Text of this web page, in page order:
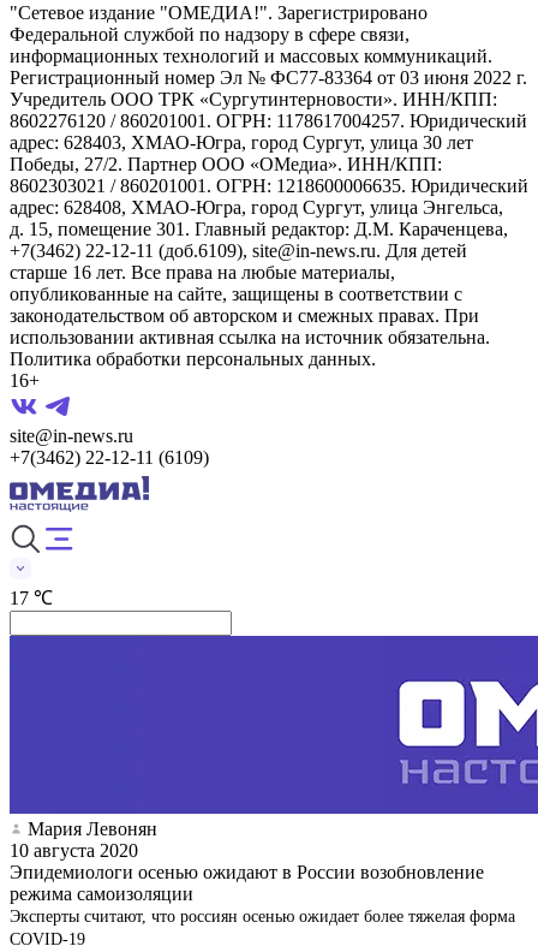
"Сетевое издание "ОМЕДИА!". Зарегистрировано
Федеральной службой по надзору в сфере связи,
информационных технологий и массовых коммуникаций.
Регистрационный номер Эл № ФС77-83364 от 03 июня 2022 г.
Учредитель ООО ТРК «Сургутинтерновости». ИНН/КПП:
8602276120 / 860201001. ОГРН: 1178617004257. Юридический
адрес: 628403, ХМАО-Югра, город Сургут, улица 30 лет
Победы, 27/2. Партнер ООО «ОМедиа». ИНН/КПП:
8602303021 / 860201001. ОГРН: 1218600006635. Юридический
адрес: 628408, ХМАО-Югра, город Сургут, улица Энгельса,
д. 15, помещение 301. Главный редактор: Д.М. Караченцева,
+7(3462) 22-12-11 (доб.6109), site@in-news.ru. Для детей
старше 16 лет. Все права на любые материалы,
опубликованные на сайте, защищены в соответствии с
законодательством об авторском и смежных правах. При
использовании активная ссылка на источник обязательна.
Политика обработки персональных данных.
16+
site@in-news.ru
+7(3462) 22-12-11 (6109)
17 ℃
Мария Левонян
10 августа 2020
Эпидемиологи осенью ожидают в России возобновление
режима самоизоляции
Эксперты считают, что россиян осенью ожидает более тяжелая форма
COVID-19